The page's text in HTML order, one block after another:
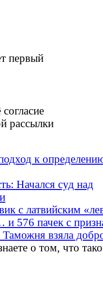
первый
рассылки
к
Начался суд над
с латвийским
и 576 пачек с
взяла
о том, что